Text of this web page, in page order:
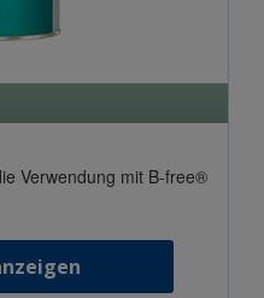
Verwendung mit B-free®